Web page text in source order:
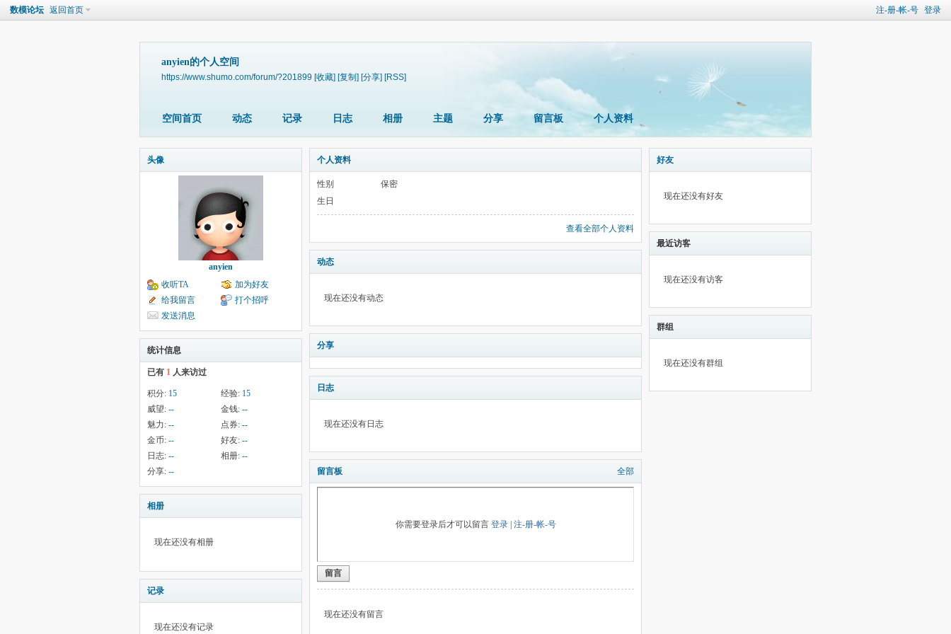
注-册-帐-号 登录
数模论坛 返回首页
anyien的个人空间
https://www.shumo.com/forum/?201899 [收藏] [复制] [分享] [RSS]
空间首页 动态 记录 日志 相册 主题 分享 留言板 个人资料
头像
anyien
收听TA
加为好友
给我留言
打个招呼
发送消息
统计信息
已有 1 人来访过
积分: 15 经验: 15
威望: -- 金钱: --
魅力: -- 点券: --
金币: -- 好友: --
日志: -- 相册: --
分享: --
相册
现在还没有相册
记录
现在还没有记录
个人资料
性别
保密
生日
查看全部个人资料
动态
现在还没有动态
分享
日志
现在还没有日志
留言板 全部
你需要登录后才可以留言 登录| 注-册-帐-号
留言
现在还没有留言
好友
现在还没有好友
最近访客
现在还没有访客
群组
现在还没有群组